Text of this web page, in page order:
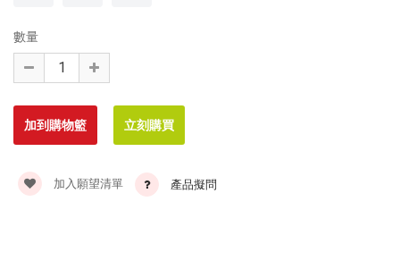
數量
加入願望清單 產品擬問